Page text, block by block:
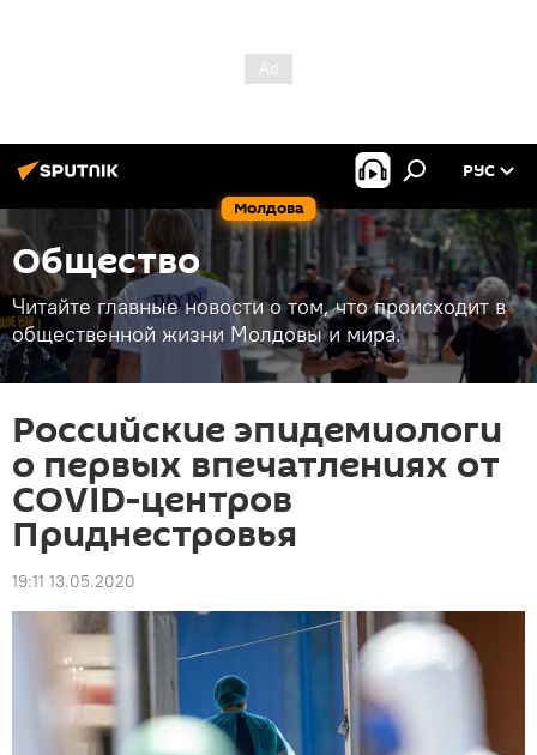
Молдова
РУС
Общество
Читайте главные новости о том, что происходит в
общественной жизни Молдовы и мира.
Российские эпидемиологи
о первых впечатлениях от
COVID-центров
Приднестровья
19:11 13.05.2020